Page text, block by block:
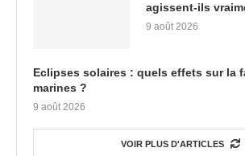
agissent-ils
9 août 2026
Eclipses solaires : quels effets sur la
marines ?
9 août 2026
VOIR PLUS D'ARTICLES